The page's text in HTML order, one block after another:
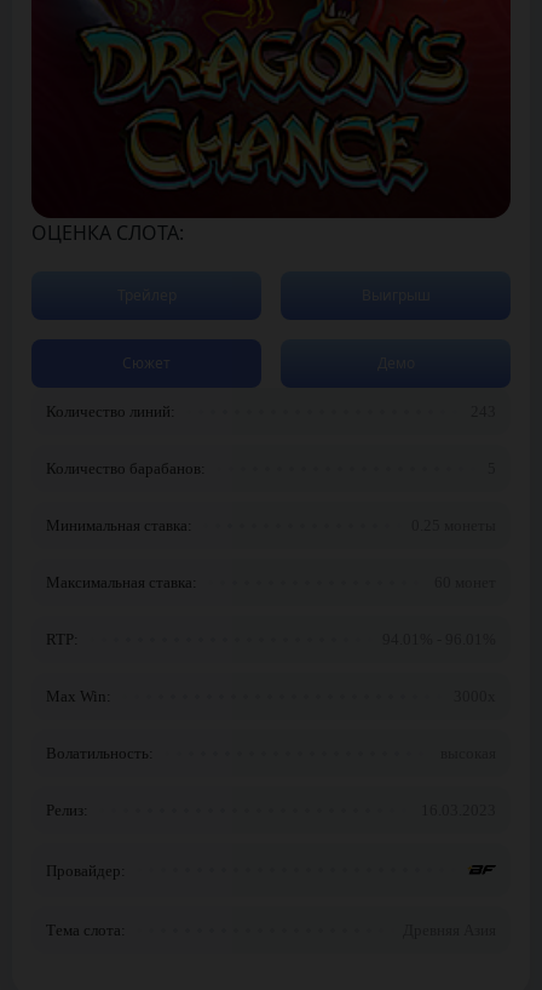
ОЦЕНКА СЛОТА:
Количество линий:
Количество барабанов:
Минимальная ставка:
Максимальная ставка:
RTP:
Max Win:
Волатильность:
Релиз:
Провайдер:
Тема слота:
Сюжет